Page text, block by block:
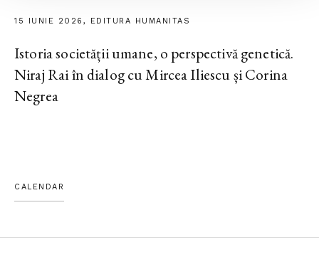
15 IUNIE 2026, EDITURA HUMANITAS
Istoria societății umane, o perspectivă genetică.
Niraj Rai în dialog cu Mircea Iliescu și Corina
Negrea
CALENDAR